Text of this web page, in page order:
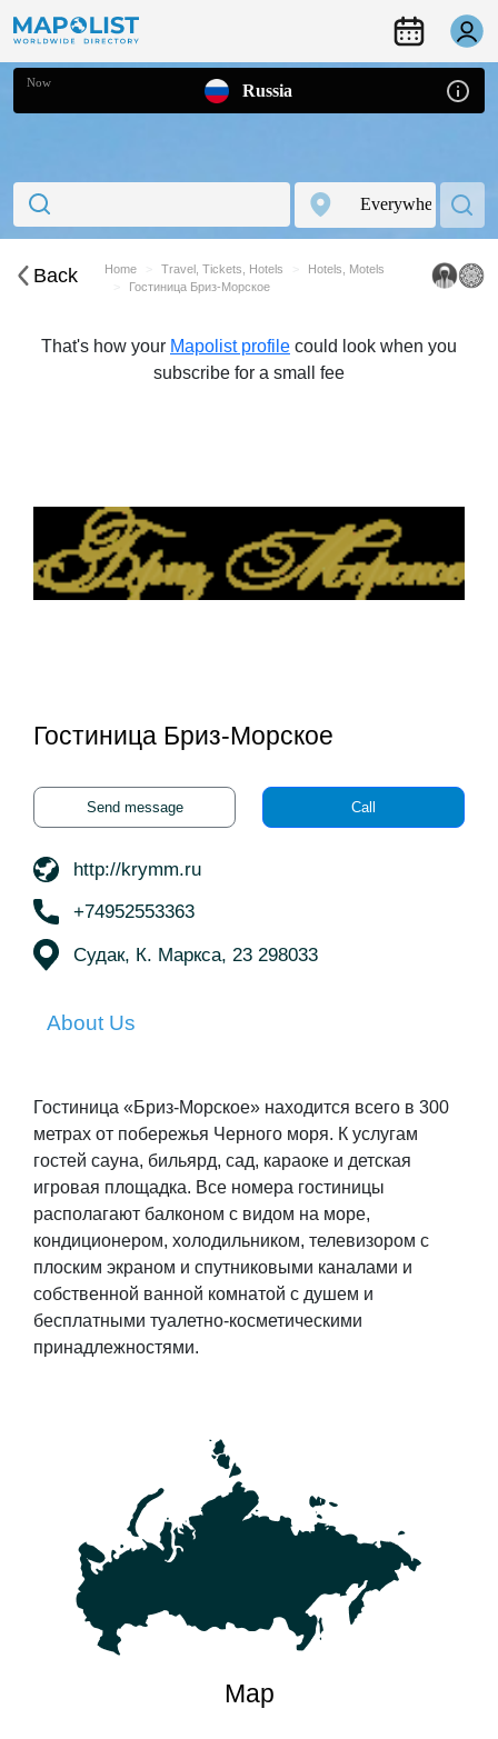
Now Russia
Back Home Travel, Tickets, Hotels
Hotels, Motels
Гостиница Бриз-Морское
That's how your Mapolist profile could look when you
subscribe for a small fee
Гостиница Бриз-Морское
Send message Call
http://krymm.ru
+74952553363
Судак, К. Маркса, 23 298033
About Us
Гостиница «Бриз-Морское» находится всего в 300
метрах от побережья Черного моря. К услугам
гостей сауна, бильярд, сад, караоке и детская
игровая площадка. Все номера гостиницы
располагают балконом с видом на море,
кондиционером, холодильником, телевизором с
плоским экраном и спутниковыми каналами и
собственной ванной комнатой с душем и
бесплатными туалетно-косметическими
принадлежностями.
Map